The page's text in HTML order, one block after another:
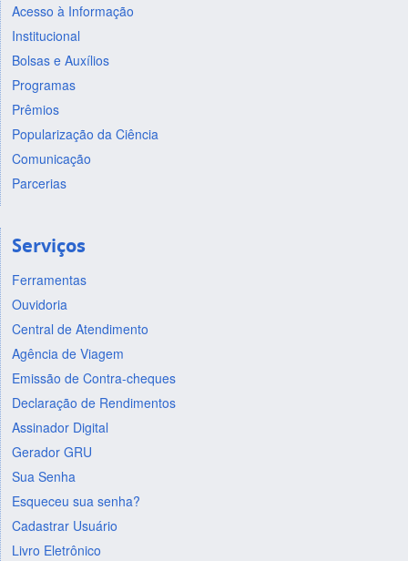
Acesso à Informação
Institucional
Bolsas e Auxílios
Programas
Prêmios
Popularização da Ciência
Comunicação
Parcerias
Serviços
Ferramentas
Ouvidoria
Central de Atendimento
Agência de Viagem
Emissão de Contra-cheques
Declaração de Rendimentos
Assinador Digital
Gerador GRU
Sua Senha
Esqueceu sua senha?
Cadastrar Usuário
Livro Eletrônico